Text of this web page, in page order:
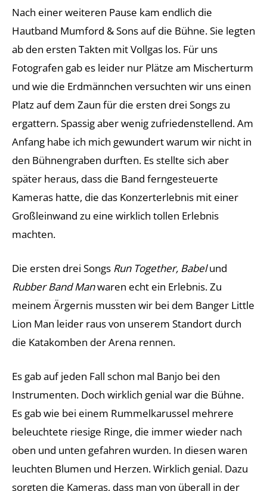
Nach einer weiteren Pause kam endlich die
Hautband Mumford & Sons auf die Bühne. Sie legten
ab den ersten Takten mit Vollgas los. Für uns
Fotografen gab es leider nur Plätze am Mischerturm
und wie die Erdmännchen versuchten wir uns einen
Platz auf dem Zaun für die ersten drei Songs zu
ergattern. Spassig aber wenig zufriedenstellend. Am
Anfang habe ich mich gewundert warum wir nicht in
den Bühnengraben durften. Es stellte sich aber
später heraus, dass die Band ferngesteuerte
Kameras hatte, die das Konzerterlebnis mit einer
Großleinwand zu eine wirklich tollen Erlebnis
machten.
Die ersten drei Songs Run Together, Babelund
Rubber Band Manwaren echt ein Erlebnis. Zu
meinem Ärgernis mussten wir bei dem Banger Little
Lion Man leider raus von unserem Standort durch
die Katakomben der Arena rennen.
Es gab auf jeden Fall schon mal Banjo bei den
Instrumenten. Doch wirklich genial war die Bühne.
Es gab wie bei einem Rummelkarussel mehrere
beleuchtete riesige Ringe, die immer wieder nach
oben und unten gefahren wurden. In diesen waren
leuchten Blumen und Herzen. Wirklich genial. Dazu
sorgten die Kameras, dass man von überall in der